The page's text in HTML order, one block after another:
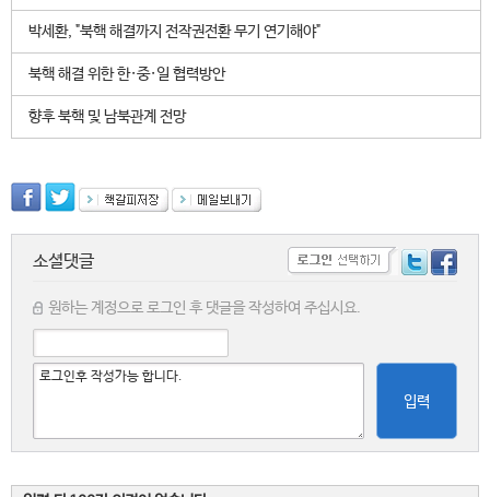
박세환, "북핵 해결까지 전작권전환 무기 연기해야"
북핵 해결 위한 한·중·일 협력방안
향후 북핵 및 남북관계 전망
소셜댓글
원하는 계정으로 로그인 후 댓글을 작성하여 주십시요.
입력